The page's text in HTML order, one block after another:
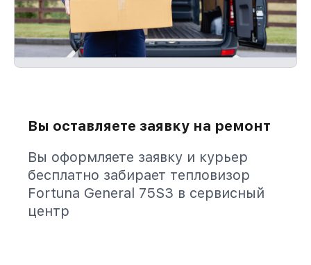
Вы оставляете заявку на ремонт
Вы оформляете заявку и курьер
бесплатно забирает тепловизор
Fortuna General 75S3 в сервисный
центр